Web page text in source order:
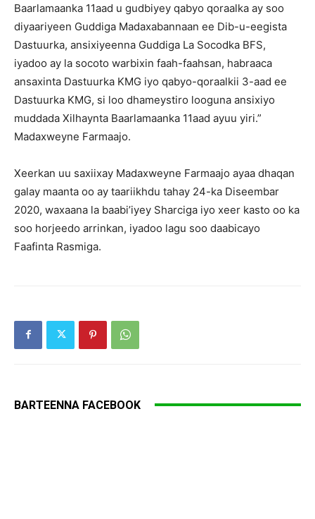
Baarlamaanka 11aad u gudbiyey qabyo qoraalka ay soo
diyaariyeen Guddiga Madaxabannaan ee Dib-u-eegista
Dastuurka, ansixiyeenna Guddiga La Socodka BFS,
iyadoo ay la socoto warbixin faah-faahsan, habraaca
ansaxinta Dastuurka KMG iyo qabyo-qoraalkii 3-aad ee
Dastuurka KMG, si loo dhameystiro looguna ansixiyo
muddada Xilhaynta Baarlamaanka 11aad ayuu yiri.”
Madaxweyne Farmaajo.
Xeerkan uu saxiixay Madaxweyne Farmaajo ayaa dhaqan
galay maanta oo ay taariikhdu tahay 24-ka Diseembar
2020, waxaana la baabi’iyey Sharciga iyo xeer kasto oo ka
soo horjeedo arrinkan, iyadoo lagu soo daabicayo
Faafinta Rasmiga.
BARTEENNA FACEBOOK